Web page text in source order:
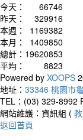
今天：
66746
昨天：
329916
本週：
1169382
本月：
1409850
總計： 19620853
平均：
8823
Powered by XOOPS
地址： 33346 桃園市
TEL：(03) 329-8992
網站維護：資訊組 (
返回首頁